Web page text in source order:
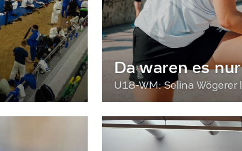
Da waren es
U18-WM: Selina Wögerer